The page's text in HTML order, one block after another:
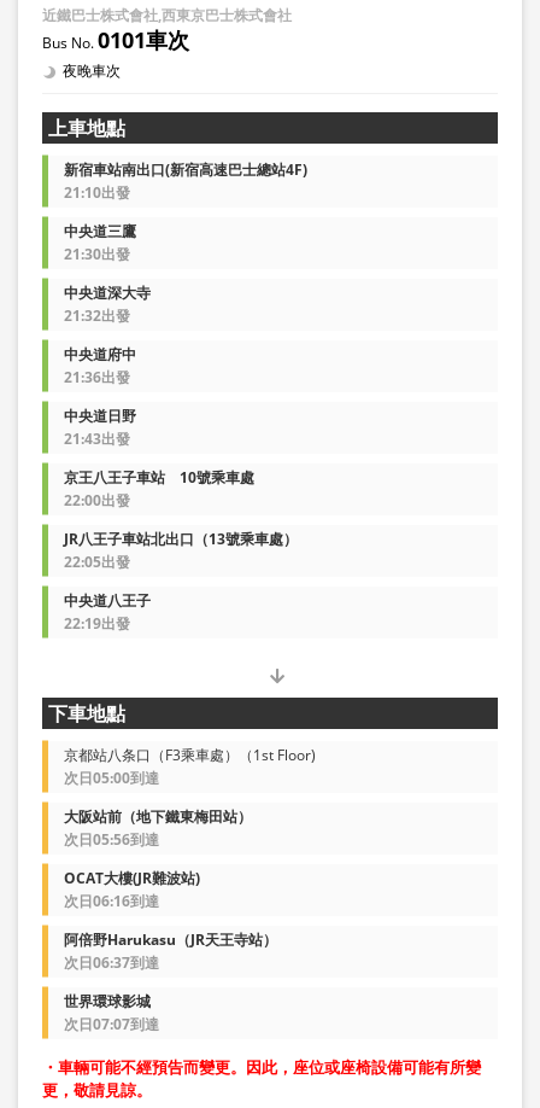
近鐵巴士株式會社,西東京巴士株式會社
0101車次
夜晚車次
上車地點
新宿車站南出口(新宿高速巴士總站4F)
21:10出發
中央道三鷹
21:30出發
中央道深大寺
21:32出發
中央道府中
21:36出發
中央道日野
21:43出發
京王八王子車站 10號乘車處
22:00出發
JR八王子車站北出口（13號乘車處）
22:05出發
中央道八王子
22:19出發
下車地點
京都站八条口（F3乘車處）（1st Floor)
次日05:00到達
大阪站前（地下鐵東梅田站）
次日05:56到達
OCAT大樓(JR難波站)
次日06:16到達
阿倍野Harukasu（JR天王寺站）
次日06:37到達
世界環球影城
次日07:07到達
・車輛可能不經預告而變更。因此，座位或座椅設備可能有所變
更，敬請見諒。